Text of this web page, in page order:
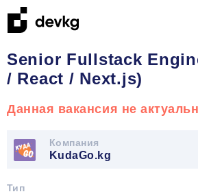
Senior Fullstack
/ React / Next.js)
Данная вакансия не
Компания
KudaGo.kg
Тип